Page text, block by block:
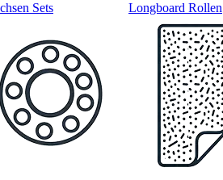
Sets Longboard Rollen